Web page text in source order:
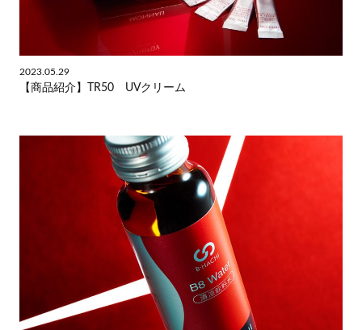
2023.05.29
【商品紹介】TR50 UVクリーム